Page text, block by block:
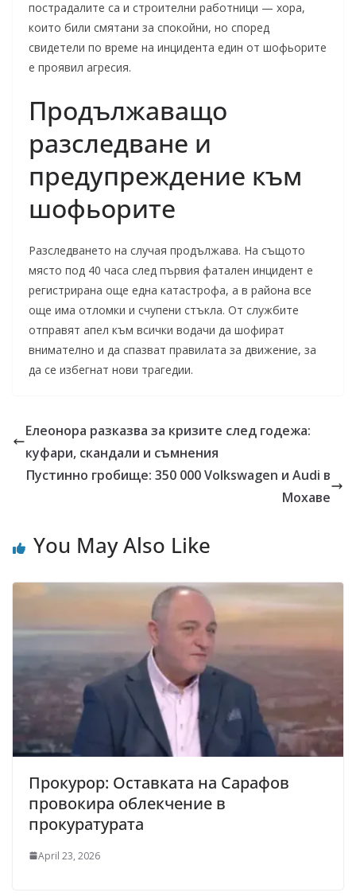
пострадалите са и строителни работници — хора,
които били смятани за спокойни, но според
свидетели по време на инцидента един от шофьорите
е проявил агресия.
Продължаващо
разследване и
предупреждение към
шофьорите
Разследването на случая продължава. На същото
място под 40 часа след първия фатален инцидент е
регистрирана още една катастрофа, а в района все
още има отломки и счупени стъкла. От службите
отправят апел към всички водачи да шофират
внимателно и да спазват правилата за движение, за
да се избегнат нови трагедии.
Елеонора разказва за кризите след годежа:
куфари, скандали и съмнения
Пустинно гробище: 350 000 Volkswagen и Audi в
Мохаве
You May Also Like
Прокурор: Оставката на Сарафов
провокира облекчение в
прокуратурата
April 23, 2026